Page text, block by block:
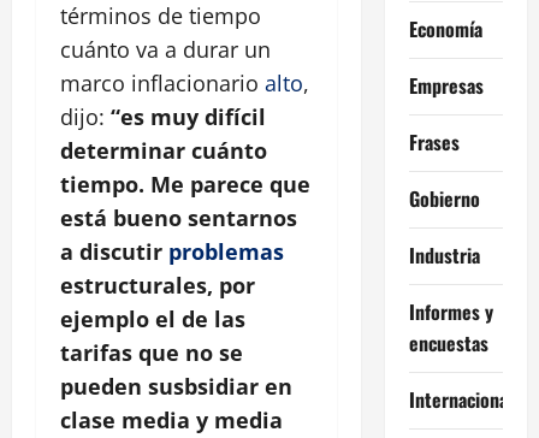
términos de tiempo
cuánto va a durar un
marco inflacionario alto,
dijo: “es muy difícil
determinar cuánto
tiempo. Me parece que
está bueno sentarnos
a discutir problemas
estructurales, por
ejemplo el de las
tarifas que no se
pueden susbsidiar en
clase media y media
Economía
Empresas
Frases
Gobierno
Industria
Informes y
encuestas
Internacional